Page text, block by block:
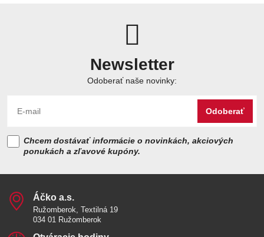
Newsletter
Odoberať naše novinky:
Odoberať
Chcem dostávať informácie o novinkách, akciových
ponukách a zľavové kupóny.
Áčko a​.s​.
Ružomberok, Textilná 19
034 01 Ružomberok